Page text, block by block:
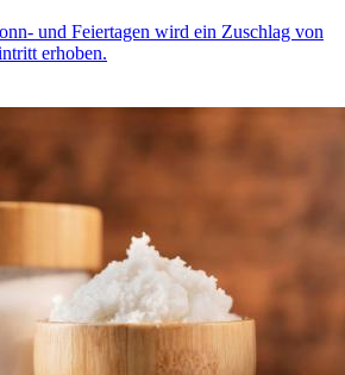
und Feiertagen wird ein Zuschlag von
erhoben.